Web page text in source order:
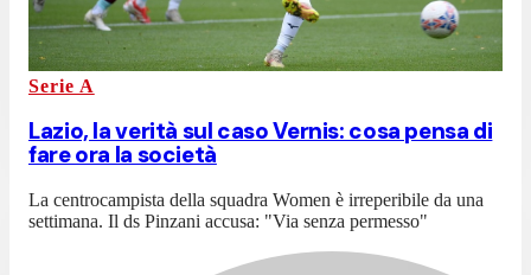
Serie A
Lazio, la verità sul caso Vernis: cosa pensa di
fare ora la società
La centrocampista della squadra Women è irreperibile da una
settimana. Il ds Pinzani accusa: "Via senza permesso"